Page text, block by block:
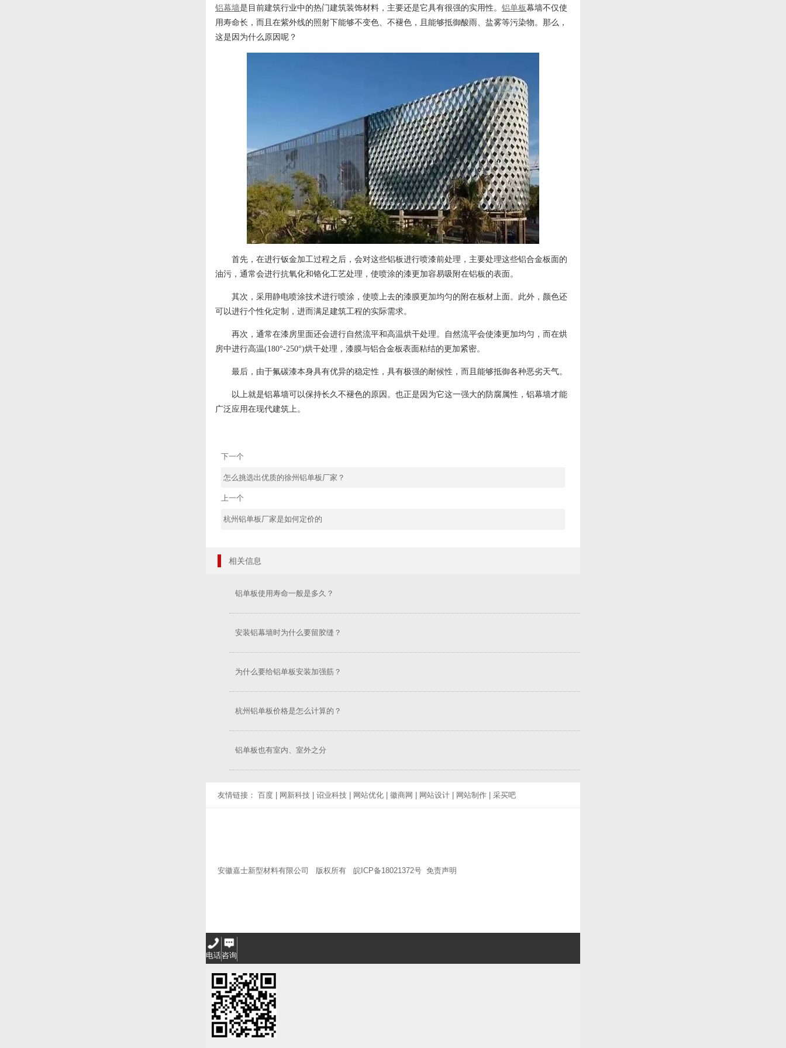
铝幕墙是目前建筑行业中的热门建筑装饰材料，主要还是它具有很强的实用性。 铝单板幕墙不仅使
用寿命长，而且在紫外线的照射下能够不变色、不褪色，且能够抵御酸雨、盐雾等污染物。那么，
这是因为什么原因呢？
首先，在进行钣金加工过程之后，会对这些铝板进行喷漆前处理，主要处理这些铝合金板面的
油污，通常会进行抗氧化和铬化工艺处理，使喷涂的漆更加容易吸附在铝板的表面。
其次，采用静电喷涂技术进行喷涂，使喷上去的漆膜更加均匀的附在板材上面。此外，颜色还
可以进行个性化定制，进而满足建筑工程的实际需求。
再次，通常在漆房里面还会进行自然流平和高温烘干处理。自然流平会使漆更加均匀，而在烘
房中进行高温(180°-250°)烘干处理，漆膜与铝合金板表面粘结的更加紧密。
最后，由于氟碳漆本身具有优异的稳定性，具有极强的耐候性，而且能够抵御各种恶劣天气。
以上就是铝幕墙可以保持长久不褪色的原因。也正是因为它这一强大的防腐属性，铝幕墙才能
广泛应用在现代建筑上。
下一个
怎么挑选出优质的徐州铝单板厂家？
上一个
杭州铝单板厂家是如何定价的
相关信息
铝单板使用寿命一般是多久？
安装铝幕墙时为什么要留胶缝？
为什么要给铝单板安装加强筋？
杭州铝单板价格是怎么计算的？
铝单板也有室内、室外之分
友情链接： 百度 网新科技 诏业科技 网站优化 徽商网 网站设计 网站制作 采买吧
安徽嘉士新型材料有限公司 版权所有 皖ICP备18021372号 免责声明
电话咨询